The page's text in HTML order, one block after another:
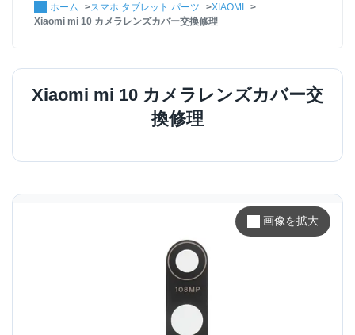
ホーム スマホ タブレット パーツ
XIAOMI
Xiaomi mi 10 カメラレンズカバー交換修理
Xiaomi mi 10 カメラレンズカバー交
換修理
画像を拡大